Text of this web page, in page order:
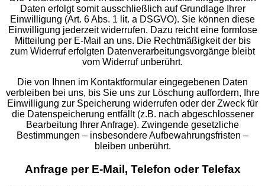
Daten erfolgt somit ausschließlich auf Grundlage Ihrer
Einwilligung (Art. 6 Abs. 1 lit. a DSGVO). Sie können diese
Einwilligung jederzeit widerrufen. Dazu reicht eine formlose
Mitteilung per E-Mail an uns. Die Rechtmäßigkeit der bis
zum Widerruf erfolgten Datenverarbeitungsvorgänge bleibt
vom Widerruf unberührt.
Die von Ihnen im Kontaktformular eingegebenen Daten
verbleiben bei uns, bis Sie uns zur Löschung auffordern, Ihre
Einwilligung zur Speicherung widerrufen oder der Zweck für
die Datenspeicherung entfällt (z.B. nach abgeschlossener
Bearbeitung Ihrer Anfrage). Zwingende gesetzliche
Bestimmungen – insbesondere Aufbewahrungsfristen –
bleiben unberührt.
Anfrage per E-Mail, Telefon oder Telefax